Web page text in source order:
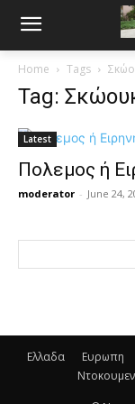
Home Tags
Tag:
Latest
Πολεμος ή
moderator - June 24,
Ελλαδα Ευρωπη